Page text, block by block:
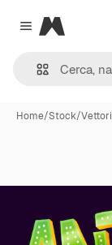
Close menu
Magnific
Home/Stock/Vettori